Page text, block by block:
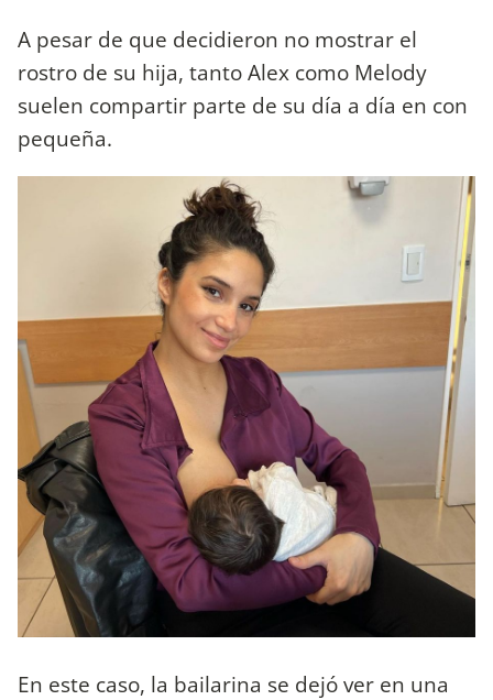
A pesar de que decidieron no mostrar el
rostro de su hija, tanto Alex como Melody
suelen compartir parte de su día a día en con
pequeña.
En este caso, la bailarina se dejó ver en una